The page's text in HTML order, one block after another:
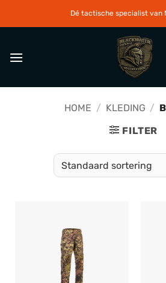
Dé tactische specialist van
HOME / KLEDING /
FILTER